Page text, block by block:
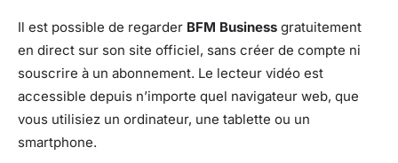
Il est possible de regarder BFM Business gratuitement
en direct sur son site officiel, sans créer de compte ni
souscrire à un abonnement. Le lecteur vidéo est
accessible depuis n’importe quel navigateur web, que
vous utilisiez un ordinateur, une tablette ou un
smartphone.